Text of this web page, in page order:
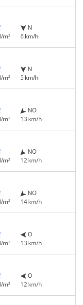
m²
N
6 km/h
m²
N
5 km/h
m²
NO
13 km/h
m²
NO
12 km/h
m²
NO
14 km/h
m²
O
13 km/h
m²
O
12 km/h